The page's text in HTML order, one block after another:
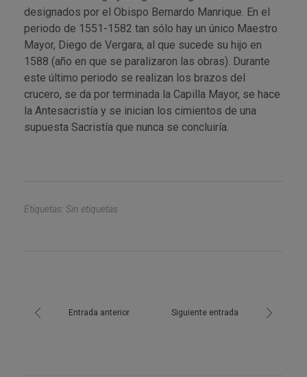
designados por el Obispo Bernardo Manrique. En el
periodo de 1551-1582 tan sólo hay un único Maestro
Mayor, Diego de Vergara, al que sucede su hijo en
1588 (año en que se paralizaron las obras). Durante
este último periodo se realizan los brazos del
crucero, se da por terminada la Capilla Mayor, se hace
la Antesacristía y se inician los cimientos de una
supuesta Sacristía que nunca se concluiría.
Etiquetas: Sin etiquetas
Entrada anterior Siguiente entrada